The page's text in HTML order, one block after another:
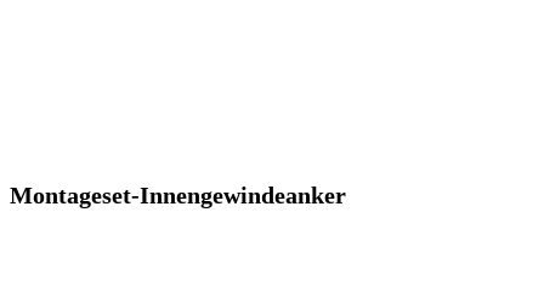
Montageset-Innengewindeanker